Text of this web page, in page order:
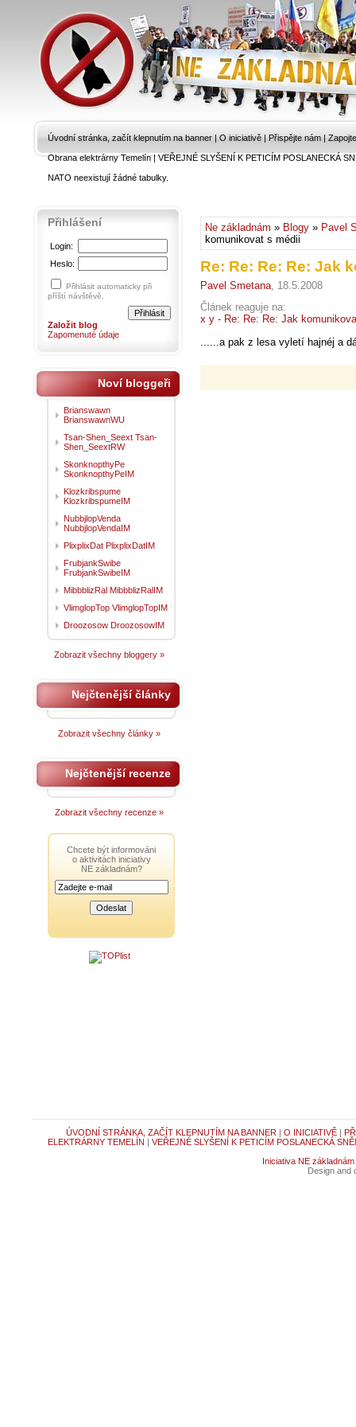
Úvodní stránka, začít klepnutím na banner | O iniciativě | Přispějte nám |
Obrana elektrárny Temelín|VEŘEJNÉ SLYŠENÍ K PETICÍM POSLANECKÁ
NATO neexistují žádné tabulky.
Ne základnám » Blogy » Pavel
komunikovat s médii
Re: Re: Re: Re: Jak
Pavel Smetana, 18.5.2008
Článek reaguje na:
x y - Re: Re: Re: Jak
......a pak z lesa vyletí hajnéj a
Přihlášení
Login:
Heslo:
Přihlásit automaticky při
příští návštěvě.
Založit blog
Zapomenuté údaje
Noví bloggeři
Brianswawn
BrianswawnWU
Tsan-Shen_Seext Tsan-
Shen_SeextRW
SkonknopthyPe
SkonknopthyPeIM
Klozkribspume
KlozkribspumeIM
NubbjlopVenda
NubbjlopVendaIM
PlixplixDat PlixplixDatIM
FrubjankSwibe
FrubjankSwibeIM
MibbblizRal MibbblizRalIM
VlimglopTop VlimglopTopIM
Droozosow DroozosowIM
Zobrazit všechny bloggery »
Nejčtenější články
Zobrazit všechny články »
Nejčtenější recenze
Zobrazit všechny recenze »
Chcete být informováni
o aktivitách iniciativy
NE základnám?
ÚVODNÍ STRÁNKA, ZAČÍT KLEPNUTÍM NA BANNER | O INICIATIVĚ|
ELEKTRÁRNY TEMELÍN | VEŘEJNÉ SLYŠENÍ K PETICÍM POSLANECKÁ
Iniciativa NE základnám
Design and